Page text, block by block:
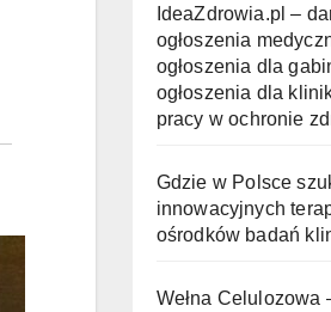
IdeaZdrowia.pl –
ogłoszenia
ogłoszenia dla
ogłoszenia dla
pracy w ochronie
Gdzie w Polsce
innowacyjnych
ośrodków badań
Wełna Celulozowa